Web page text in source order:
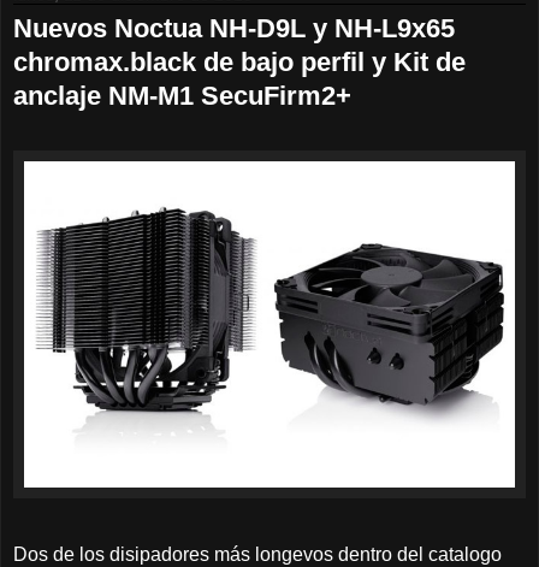
Nuevos Noctua NH-D9L y NH-L9x65
chromax.black de bajo perfil y Kit de
anclaje NM-M1 SecuFirm2+
Dos de los disipadores más longevos dentro del catalogo